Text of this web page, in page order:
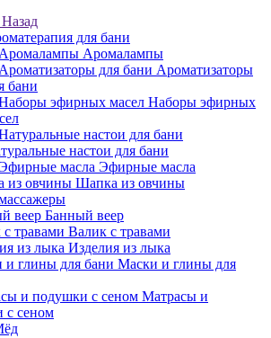
Назад
для бани
Аромалампы
Ароматизаторы
бани
Наборы эфирных
настои для бани
Эфирные масла
Шапка из овчины
Банный веер
Валик с травами
Изделия из лыка
Маски и глины для
Матрасы и
с сеном